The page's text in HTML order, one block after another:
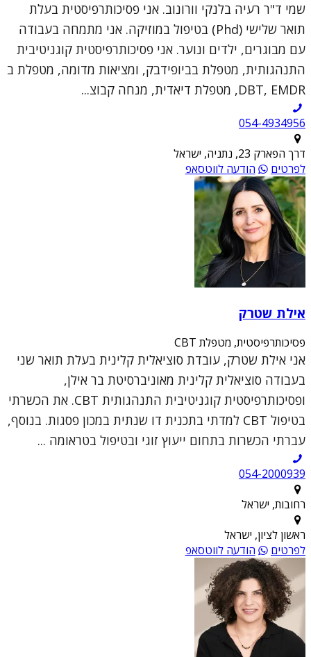
שמי ד"ר רעיה בלנקי וורונוב. אני פסיכותרפיסטית בעלת
תואר שלישי (Phd) בטיפול במוזיקה. אני מתמחה בעבודה
עם מבוגרים, ילדים ונוער. אני פסיכותרפיסטית קוגניטיבית
התנהגותית, מטפלת בביופידבק, ומציאות מדומה, מטפלת ב
DBT, EMDR, מטפלת דיאדית, מנחה קבוצ...
054-4934956
דרך הפארק 23, נתניה, ישראל
לפרטים
הודעה לווטסאפ
אילת שטרק
פסיכותרפיסטית, מטפלת CBT
אני אילת שטרק, עובדת סוציאלית קלינית בעלת תואר שני
בעבודה סוציאלית קלינית מאוניברסיטת בר אילן,
ופסיכותרפיסטית קוגניטיבית התנהגותית CBT. את הכשרתי
בטיפול CBT למדתי בתכנית דו שנתית במכון פסגות. בנוסף,
עברתי הכשרות בתחום ייעוץ זוגי ובטיפול בטראומה ...
054-2000939
רחובות, ישראל
ראשון לציון, ישראל
לפרטים
הודעה לווטסאפ